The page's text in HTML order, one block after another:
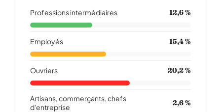
Professions intermédiaires 12,6 %
Employés 15,4 %
Ouvriers 20,2 %
Artisans, commerçants, chefs
d'entreprise
2,6 %